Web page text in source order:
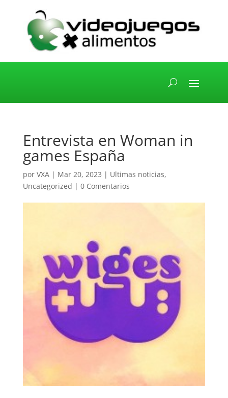
Entrevista en Woman in
games España
por VXA| Mar 20, 2023 | Ultimas noticias,
Uncategorized | 0 Comentarios